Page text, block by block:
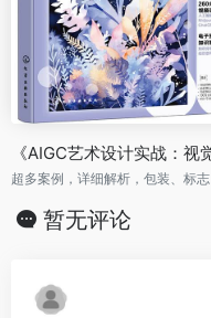
暂无评论